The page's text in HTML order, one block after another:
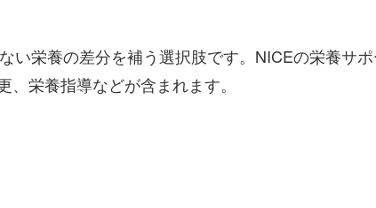
い栄養の差分を補う選択肢です。NICEの栄養サ
栄養指導などが含まれます。